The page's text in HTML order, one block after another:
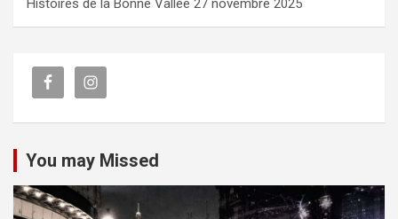
Histoires de la Bonne Vallée 27 novembre 2025
You may Missed